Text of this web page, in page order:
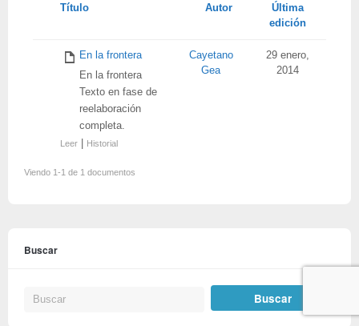
Tienes
Título Autor
Última
edición
En la frontera
En la frontera
Texto en fase de
reelaboración
completa.
Leer Historial
Cayetano
Gea
29 enero,
2014
Viendo 1-1 de 1 documentos
Buscar